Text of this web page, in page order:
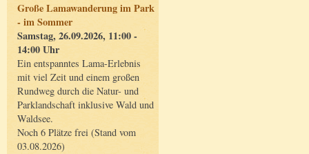
Große Lamawanderung im Park
- im Sommer
Samstag, 26.09.2026, 11:00 -
14:00 Uhr
Ein entspanntes Lama-Erlebnis
mit viel Zeit und einem großen
Rundweg durch die Natur- und
Parklandschaft inklusive Wald und
Waldsee.
Noch 6 Plätze frei (Stand vom
03.08.2026)